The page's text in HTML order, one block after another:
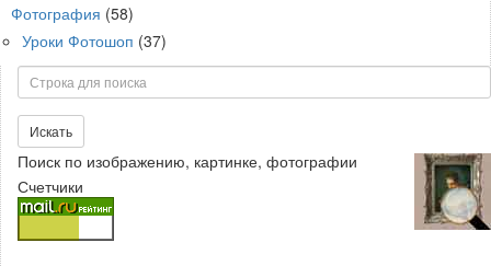
Фотография (58)
Уроки Фотошоп (37)
Поиск
Искать
Поиск по изображению, картинке, фотографии
Счетчики